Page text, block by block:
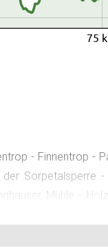
75
- Finnentrop -
Sorpetalsperre
Mühle -
44 - 61 -45